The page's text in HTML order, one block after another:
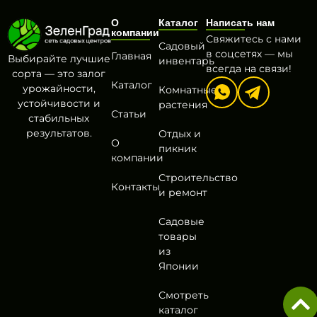
Выбирайте лучшие
сорта — это залог
урожайности,
устойчивости и
стабильных
результатов.
О
компании
Главная
Каталог
Статьи
О
компании
Контакты
Каталог
Садовый
инвентарь
Комнатные
растения
Отдых и
пикник
Строительство
и ремонт
Садовые
товары
из
Японии
Смотреть
каталог
Написать нам
Свяжитесь с нами
в соцсетях — мы
всегда на связи!